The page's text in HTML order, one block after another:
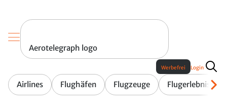
Aerotelegraph logo
Airlines Flughäfen Flugzeuge Flugerlebnis
Werbefrei Login